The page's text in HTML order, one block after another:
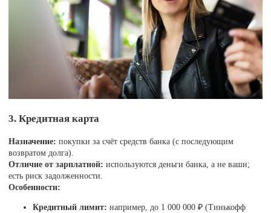
3. Кредитная карта
Назначение: покупки за счёт средств банка (с последующим
возвратом долга).
Отличие от зарплатной: используются деньги банка, а не ваши;
есть риск задолженности.
Особенности:
Кредитный лимит: например, до 1 000 000 ₽ (Тинькофф